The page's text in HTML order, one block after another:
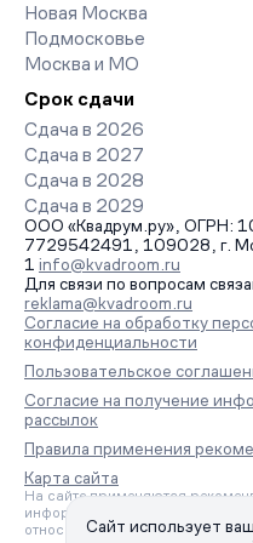
Новая Москва
Подмосковье
Москва и МО
Срок сдачи
Сдача в 2026
Сдача в 2027
Сдача в 2028
Сдача в 2029
ООО «Квадрум.ру», ОГРН:
7729542491, 109028, г.
1 info@kvadroom.ru
Для связи по вопросам
reklama@kvadroom.ru
Согласие на обработку
конфиденциальности
Пользовательское
Согласие на получение
рассылок
Правила применения
Карта сайта
На сайте применяются
информации на основе сбора,
относящихся к предпочтениям
Сайт использует